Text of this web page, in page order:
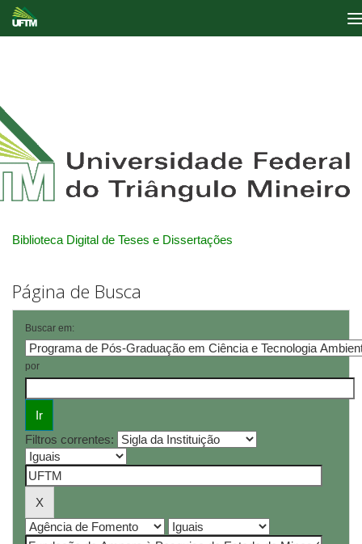
Biblioteca Digital de Teses e Dissertações
Página de Busca
Buscar em:
por
Filtros correntes: